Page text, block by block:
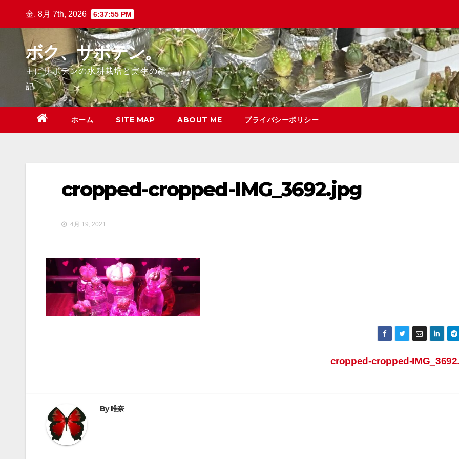
content
金. 8月 7th, 2026 6:37:56 PM
ボク、サボテン。
主にサボテンの水耕栽培と実生の雑
記
ホーム SITE MAP ABOUT ME プライバシーポリシー
cropped-cropped-IMG_3692.jpg
4月 19, 2021
ナ
ビ
ゲ
cropped-cropped-
By唯奈